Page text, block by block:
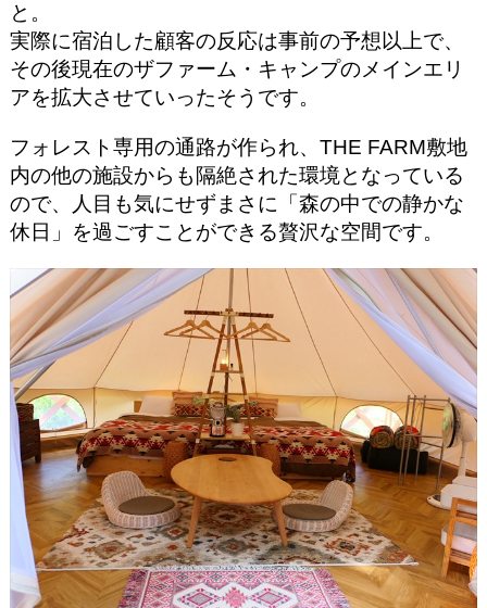
と。
実際に宿泊した顧客の反応は事前の予想以上で、
その後現在のザファーム・キャンプのメインエリ
アを拡大させていったそうです。
フォレスト専用の通路が作られ、THE FARM敷地
内の他の施設からも隔絶された環境となっている
ので、人目も気にせずまさに「森の中での静かな
休日」を過ごすことができる贅沢な空間です。